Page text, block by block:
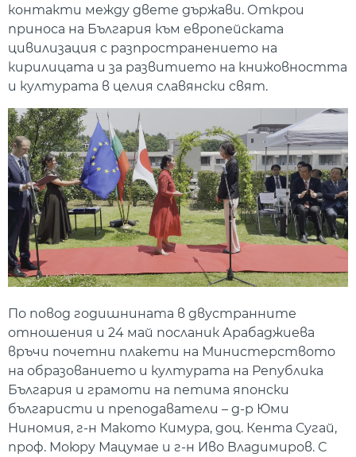
контакти между двете държави. Открои
приноса на България към европейската
цивилизация с разпространението на
кирилицата и за развитието на книжовността
и културата в целия славянски свят.
По повод годишнината в двустранните
отношения и 24 май посланик Арабаджиева
връчи почетни плакети на Министерството
на образованието и културата на Република
България и грамоти на петима японски
българисти и преподаватели – д-р Юми
Ниномия, г-н Макото Кимура, доц. Кента Сугай,
проф. Моюру Мацумае и г-н Иво Владимиров. С